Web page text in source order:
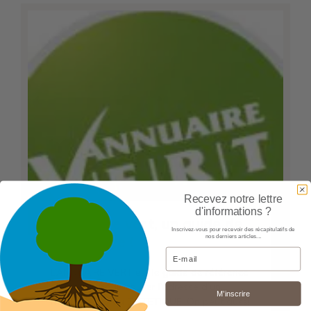
Annuaire vert, un guide de
référence !
L’ANNUAIRE VERT est le guide de référence
en France pour trouver l’adresse d’un
magasin BIO ou DIETETIQUE. On peut aussi
Recevez notre lettre
d'informations ?
Inscrivez-vous pour recevoir des récapitulatifs de
nos derniers articles...
Email
M’inscrire